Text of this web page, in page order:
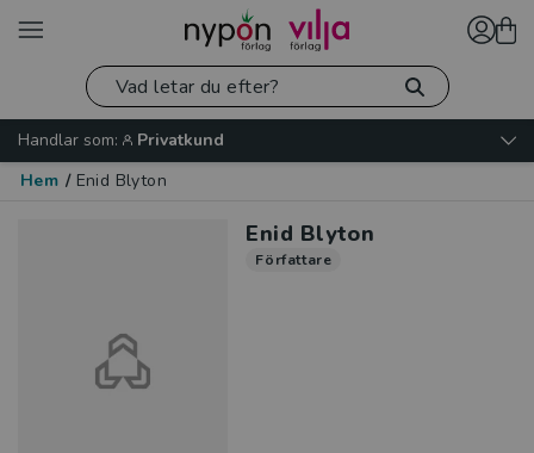
Handlar som:
Privatkund
Hem / Enid Blyton
Enid Blyton
Författare